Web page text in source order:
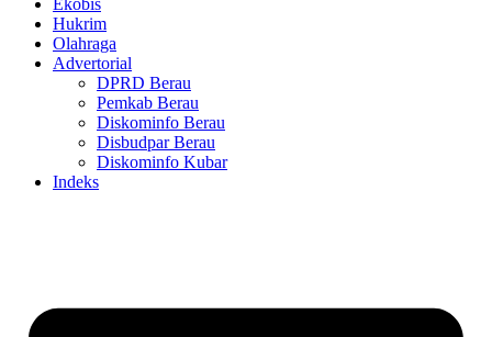
Ekobis
Hukrim
Olahraga
Advertorial
DPRD Berau
Pemkab Berau
Diskominfo Berau
Disbudpar Berau
Diskominfo Kubar
Indeks